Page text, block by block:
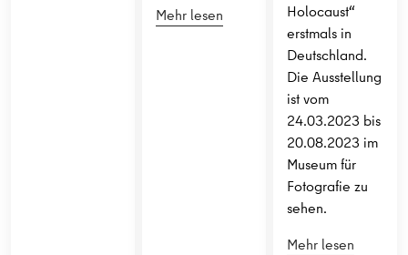
Mehr lesen
Holocaust“
erstmals in
Deutschland.
Die Ausstellung
ist vom
24.03.2023 bis
20.08.2023 im
Museum für
Fotografie zu
sehen.
Mehr lesen